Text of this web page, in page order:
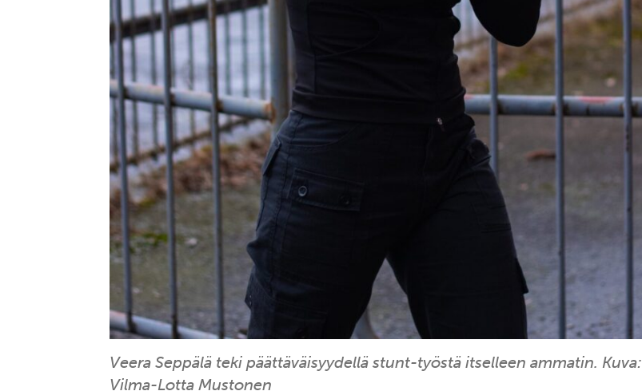
Veera Seppälä teki päättäväisyydellä stunt-työstä itselleen ammatin. Kuva:
Vilma-Lotta Mustonen